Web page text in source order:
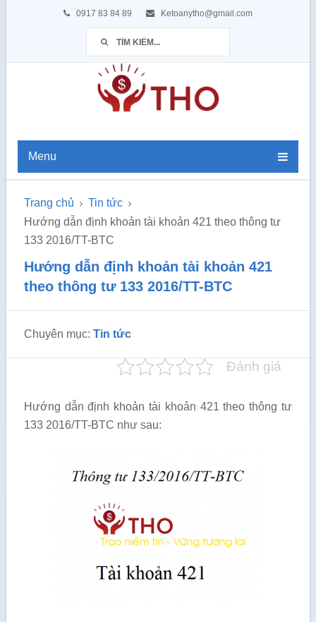
0917 83 84 89 Ketoanytho@gmail.com
Menu
Trang chủ
Tin tức
Hướng dẫn định khoản tài khoản 421 theo thông tư
133 2016/TT-BTC
Hướng dẫn định khoản tài khoản 421
theo thông tư 133 2016/TT-BTC
Chuyên mục: Tin tức
Đánh giá
Hướng dẫn định khoản tài khoản 421 theo thông tư
133 2016/TT-BTC như sau: